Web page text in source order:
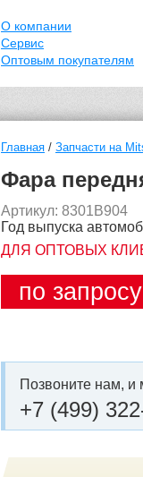
О компании
Сервис
Оптовым покупателям
Главная / Запчасти на
Фара
Артикул: 8301B904
Год выпуска
ДЛЯ ОПТОВЫХ
по запросу
Позвоните нам, и
+7 (499)